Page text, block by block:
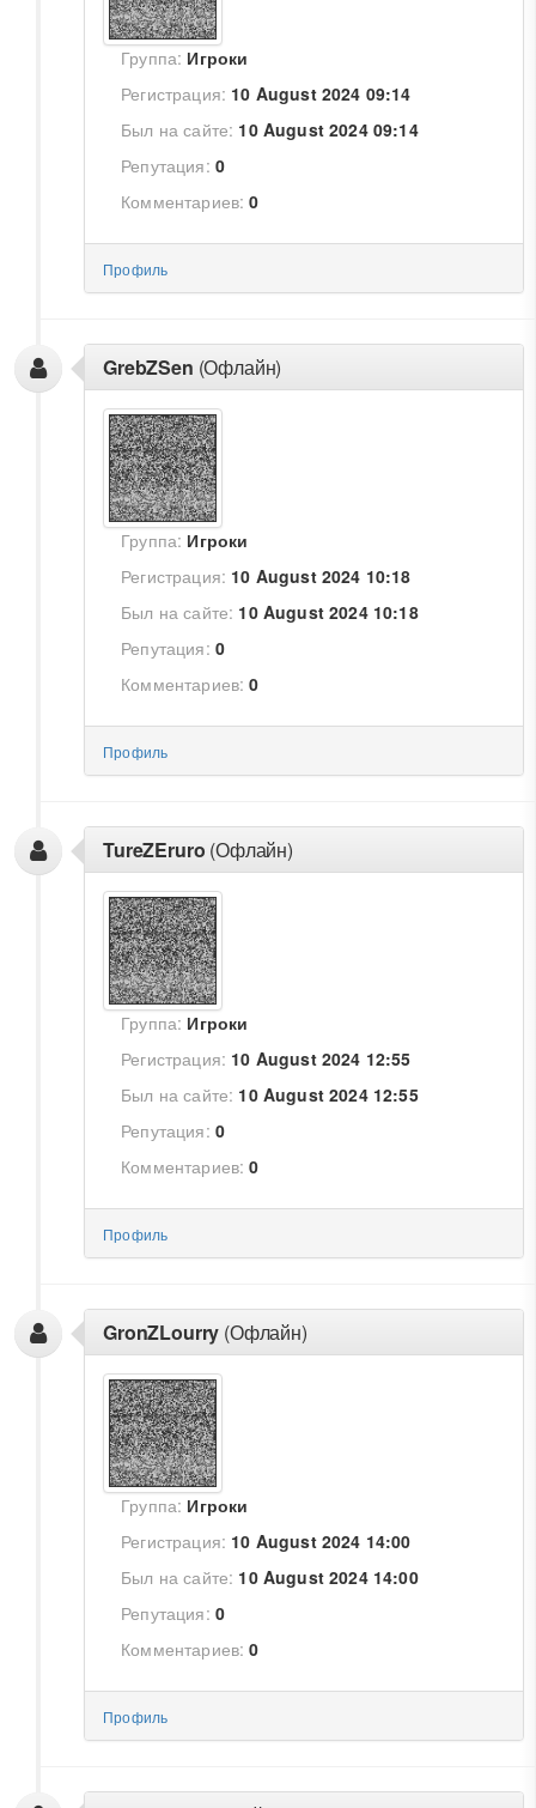
Группа: Игроки
Регистрация: 10 August 2024 09:14
Был на сайте: 10 August 2024 09:14
Репутация: 0
Комментариев: 0
Профиль
GrebZSen (Офлайн)
Группа: Игроки
Регистрация: 10 August 2024 10:18
Был на сайте: 10 August 2024 10:18
Репутация: 0
Комментариев: 0
Профиль
TureZEruro (Офлайн)
Группа: Игроки
Регистрация: 10 August 2024 12:55
Был на сайте: 10 August 2024 12:55
Репутация: 0
Комментариев: 0
Профиль
GronZLourry (Офлайн)
Группа: Игроки
Регистрация: 10 August 2024 14:00
Был на сайте: 10 August 2024 14:00
Репутация: 0
Комментариев: 0
Профиль